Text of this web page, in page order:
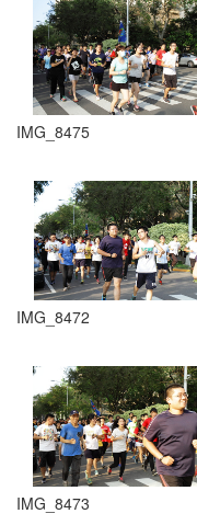
IMG_8475
IMG_8472
IMG_8473